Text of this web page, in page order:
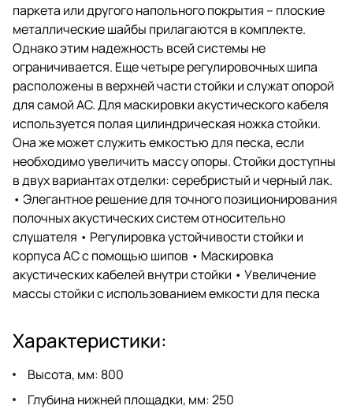
паркета или другого напольного покрытия – плоские
металлические шайбы прилагаются в комплекте.
Однако этим надежность всей системы не
ограничивается. Еще четыре регулировочных шипа
расположены в верхней части стойки и служат опорой
для самой АС. Для маскировки акустического кабеля
используется полая цилиндрическая ножка стойки.
Она же может служить емкостью для песка, если
необходимо увеличить массу опоры. Стойки доступны
в двух вариантах отделки: серебристый и черный лак.
• Элегантное решение для точного позиционирования
полочных акустических систем относительно
слушателя • Регулировка устойчивости стойки и
корпуса АС с помощью шипов • Маскировка
акустических кабелей внутри стойки • Увеличение
массы стойки с использованием емкости для песка
Характеристики:
Высота, мм: 800
Глубина нижней площадки, мм: 250